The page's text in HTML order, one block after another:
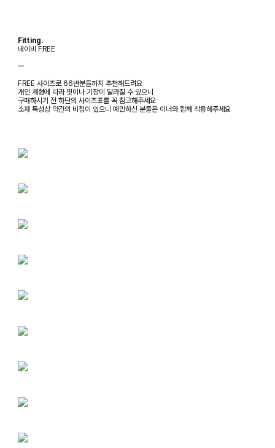
Fitting.
네이비 FREE
ㅡ
FREE 사이즈로 66반분들까지 추천해드려요
개인 체형에 따라 핏이나 기장이 달라질 수 있으니
구매하시기 전 하단의 사이즈표를 꼭 참고해주세요
소재 특성상 약간의 비침이 있으니 예민하신 분들은 이너와 함께 착용해주세요